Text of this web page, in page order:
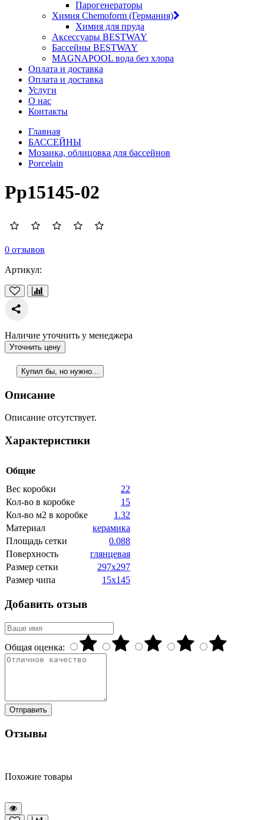
Парогенераторы
Химия Chemoform (Германия)
Химия для пруда
Аксессуары BESTWAY
Бассейны BESTWAY
MAGNAPOOL вода без хлора
Оплата и доставка
Оплата и доставка
Услуги
О нас
Контакты
Главная
БАССЕЙНЫ
Мозаика, облицовка для бассейнов
Porcelain
Pp15145-02
0 отзывов
Артикул:
Наличие уточнить у менеджера
Уточнить цену
Купил бы, но нужно...
Описание
Описание отсутствует.
Характеристики
Общие
Вес коробки
22
Кол-во в коробке
15
Кол-во м2 в коробке
1.32
Материал
керамика
Площадь сетки
0.088
Поверхность
глянцевая
Размер сетки
297x297
Размер чипа
15x145
Добавить отзыв
Общая оценка:
Отправить
Отзывы
Похожие товары